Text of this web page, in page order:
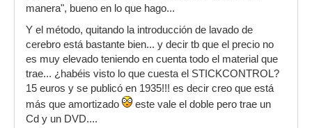
manera", bueno en lo que hago...
Y el método, quitando la introducción de lavado de
cerebro está bastante bien... y decir tb que el precio no
es muy elevado teniendo en cuenta todo el material que
trae... ¿habéis visto lo que cuesta el STICKCONTROL?
15 euros y se publicó en 1935!!! es decir creo que está
más que amortizado
este vale el doble pero trae un
Cd y un DVD....